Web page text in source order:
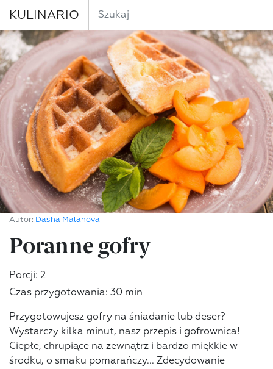
KULINARIO
Autor: Dasha Malahova
Poranne gofry
Porcji: 2
Czas przygotowania: 30 min
Przygotowujesz gofry na śniadanie lub deser?
Wystarczy kilka minut, nasz przepis i gofrownica!
Ciepłe, chrupiące na zewnątrz i bardzo miękkie w
środku, o smaku pomarańczy... Zdecydowanie